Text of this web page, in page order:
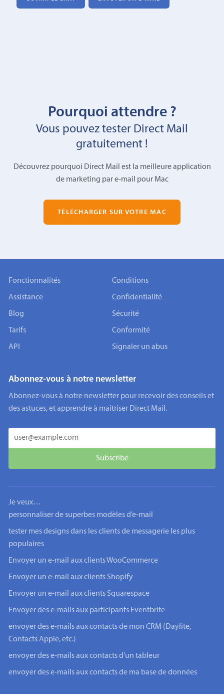
Pourquoi attendre ?
Vous pouvez tester Direct Mail
gratuitement !
Découvrez pourquoi Direct Mail est la meilleure application
de marketing par e-mail pour Mac
TÉLÉCHARGER SUR VOTRE MAC
Fonctionnalités
Assistance
Blog
Tarifs
API
Conditions
Confidentialité
Sécurité
Conformité
Signaler un abus
Abonnez-vous à notre newsletter
Abonnez-vous à notre newsletter pour recevoir des conseils et
des astuces, et apprendre à maîtriser Direct Mail.
Je veux…
personnaliser de superbes modèles d’e-mail
tester mes designs dans les clients de messagerie les plus
populaires
Envoyer un e-mail aux clients WooCommerce
Envoyer un e-mail aux clients Shopify
Envoyer un e-mail aux clients Squarespace
Envoyer des e-mails aux participants Eventbrite
envoyer des e-mails aux contacts de mon CRM (Daylite,
Contacts Apple, etc.)
envoyer des e-mails aux contacts d’un tableur
envoyer des e-mails aux contacts de ma base de données